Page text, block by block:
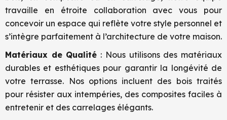
travaille en étroite collaboration avec vous pour
concevoir un espace qui reflète votre style personnel et
s’intègre parfaitement à l’architecture de votre maison.
Matériaux de Qualité : Nous utilisons des matériaux
durables et esthétiques pour garantir la longévité de
votre terrasse. Nos options incluent des bois traités
pour résister aux intempéries, des composites faciles à
entretenir et des carrelages élégants.